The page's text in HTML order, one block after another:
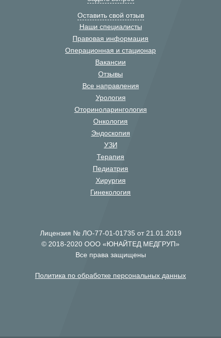
Оставить свой отзыв
Наши специалисты
Правовая информация
Операционная и стационар
Вакансии
Отзывы
Все направления
Урология
Оториноларингология
Онкология
Эндоскопия
УЗИ
Терапия
Педиатрия
Хирургия
Гинекология
Лицензия № ЛО-77-01-01735 от 21.01.2019
© 2018-2020 ООО «ЮНАЙТЕД МЕДГРУП»
Все права защищены
Политика по обработке персональных данных